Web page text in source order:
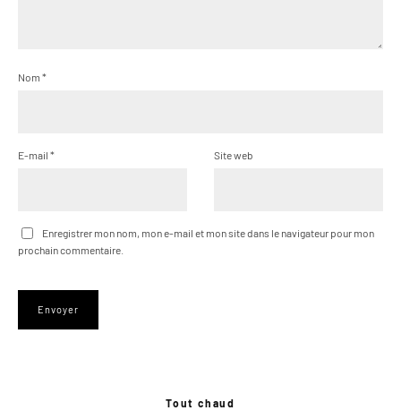
Nom *
E-mail * Site web
Enregistrer mon nom, mon e-mail et mon site dans le navigateur pour mon
prochain commentaire.
Tout chaud